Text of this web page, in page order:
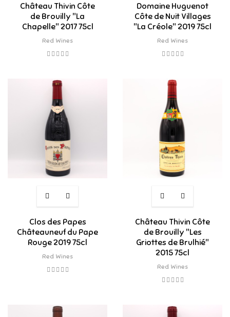
Château Thivin Côte
de Brouilly "La
Chapelle" 2017 75cl
Red Wines
Domaine Huguenot
Côte de Nuit Villages
"La Créole" 2019 75cl
Red Wines
Clos des Papes
Châteauneuf du Pape
Rouge 2019 75cl
Red Wines
Château Thivin Côte
de Brouilly "Les
Griottes de Brulhié"
2015 75cl
Red Wines